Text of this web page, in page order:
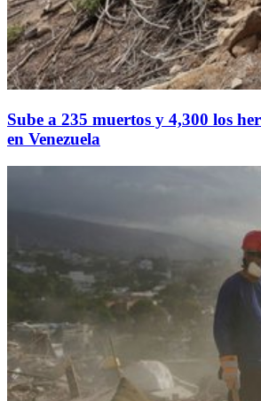
Sube a 235 muertos y 4,300 los
en Venezuela